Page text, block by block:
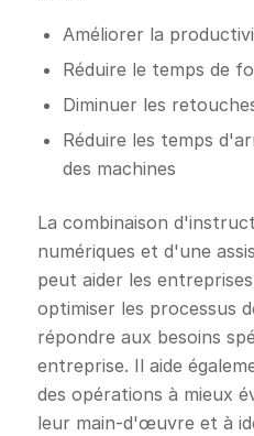
Améliorer la
Réduire le temps de
Diminuer les
Réduire les temps
des machines
La combinaison
numériques et d'une
peut aider les
optimiser les processus
répondre aux besoins
entreprise. Il aide
des opérations à mieux
leur main-d'œuvre et à